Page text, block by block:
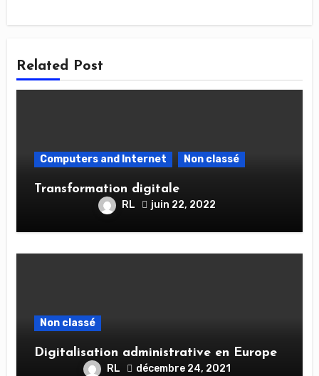
Related Post
Computers and Internet Non classé
Transformation digitale
RL juin 22, 2022
Non classé
Digitalisation administrative en Europe
RL décembre 24, 2021